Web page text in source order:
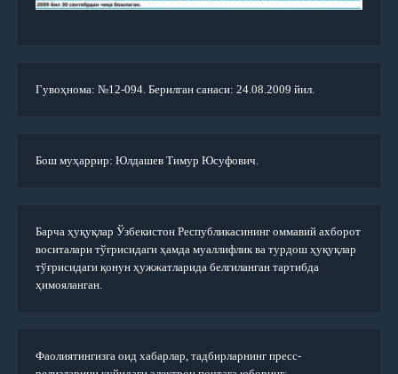
Гувоҳнома: №12-094. Берилган санаси: 24.08.2009 йил.
Бош муҳаррир: Юлдашев Тимур Юсуфович.
Барча ҳуқуқлар Ўзбекистон Республикасининг оммавий ахборот
воситалари тўғрисидаги ҳамда муаллифлик ва турдош ҳуқуқлар
тўғрисидаги қонун ҳужжатларида белгиланган тартибда
ҳимояланган.
Фаолиятингизга оид хабарлар, тадбирларнинг пресс-